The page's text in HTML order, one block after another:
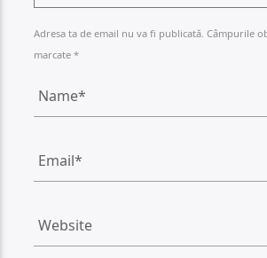
Adresa ta de email nu va fi publicată. Câmpurile
marcate *